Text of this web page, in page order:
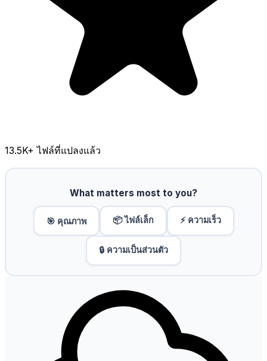
13.5K+ ไฟล์ที่แปลงแล้ว
What matters most to you?
🎯 คุณภาพ 📦 ไฟล์เล็ก ⚡ ความเร็ว
🔒 ความเป็นส่วนตัว